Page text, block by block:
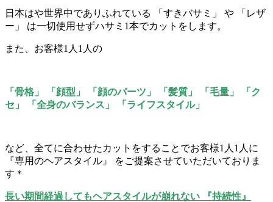
日本はや世界中でありふれている 「すきバサミ」 や 「レザ
ー」 は一切使用せずハサミ1本でカットをします。
また、お客様1人1人の
「骨格」 「顔型」 「顔のパーツ」 「髪質」 「毛量」 「ク
セ」 「全身のバランス」 「ライフスタイル」
など、全てに合わせたカットをすることでお客様1人1人に
『専用のヘアスタイル』 をご提案させていただいておりま
す＊
長い期間経過してもヘアスタイルが崩れない 『持続性』